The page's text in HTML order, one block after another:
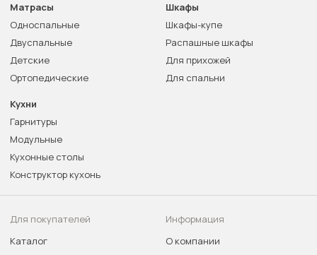
Матрасы
Односпальные
Двуспальные
Детские
Ортопедические
Шкафы
Шкафы-купе
Распашные шкафы
Для прихожей
Для спальни
Кухни
Гарнитуры
Модульные
Кухонные столы
Конструктор кухонь
Для покупателей
Каталог
Информация
О компании